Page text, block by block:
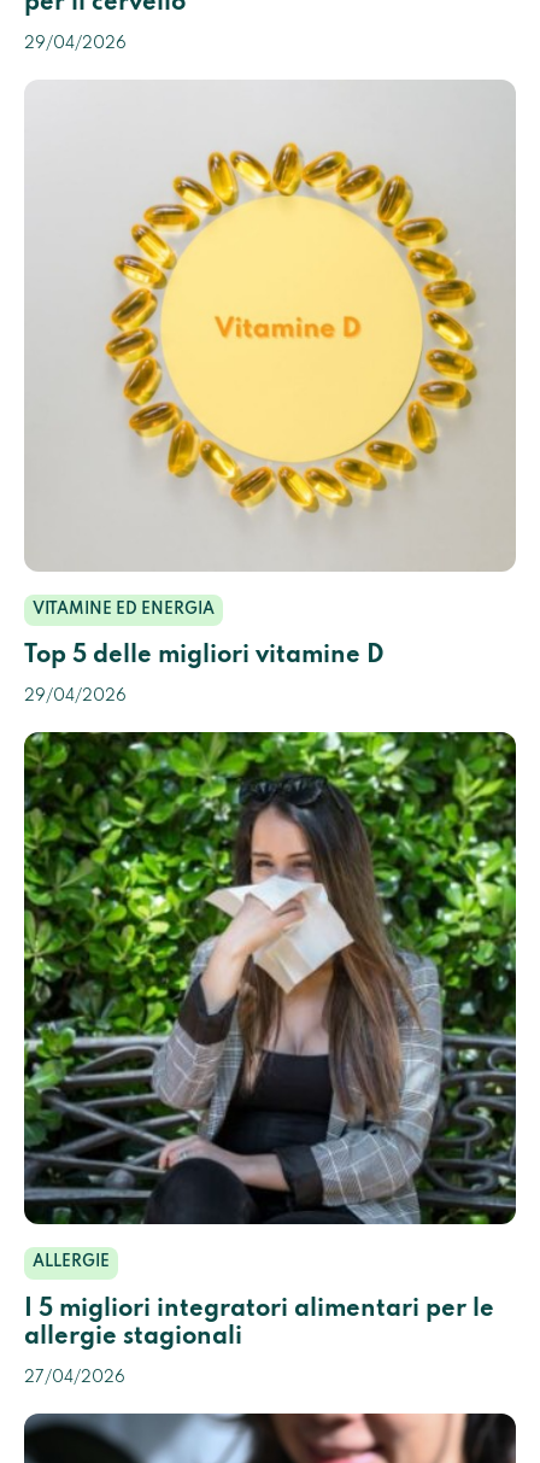
29/04/2026
VITAMINE ED ENERGIA
Top 5 delle migliori vitamine D
29/04/2026
ALLERGIE
I 5 migliori integratori alimentari per le
allergie stagionali
27/04/2026